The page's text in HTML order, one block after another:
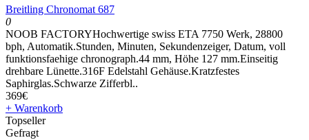
Breitling Chronomat 687
0
NOOB FACTORYHochwertige swiss ETA 7750 Werk, 28800
bph, Automatik.Stunden, Minuten, Sekundenzeiger, Datum, voll
funktionsfaehige chronograph.44 mm, Höhe 127 mm.Einseitig
drehbare Lünette.316F Edelstahl Gehäuse.Kratzfestes
Saphirglas.Schwarze Zifferbl..
369€
+ Warenkorb
Topseller
Gefragt